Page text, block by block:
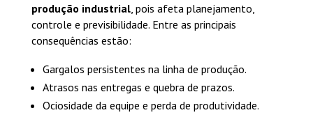
produção industrial, pois afeta planejamento,
controle e previsibilidade. Entre as principais
consequências estão:
Gargalos persistentes na linha de produção.
Atrasos nas entregas e quebra de prazos.
Ociosidade da equipe e perda de produtividade.